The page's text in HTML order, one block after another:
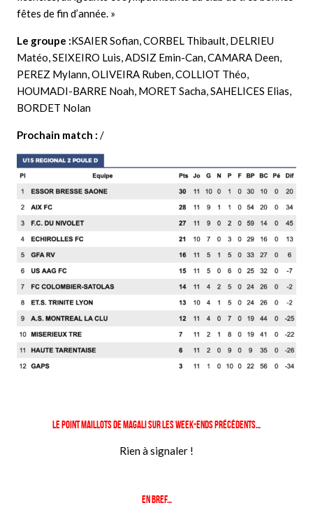
fêtes de fin d’année. »
Le groupe :KSAIER Sofian, CORBEL Thibault, DELRIEU
Matéo, SEIXEIRO Luis,ADSIZ Emin-Can, CAMARA Deen,
PEREZ Mylann, OLIVEIRA Ruben, COLLIOT Théo,
HOUMADI-BARRE Noah, MORET Sacha, SAHELICES Elias,
BORDET Nolan
Prochain match : /
Le point maillots de Magali sur les week-ends précédents…
Rien à signaler !
En bref…